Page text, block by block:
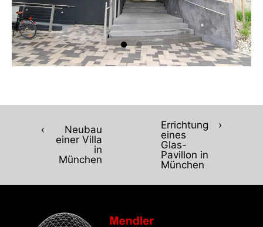
‹
Neubau
einer Villa
in
München
›
Errichtung
eines
Glas-
Pavillon in
München